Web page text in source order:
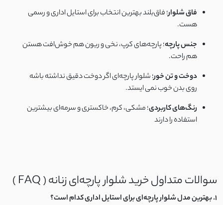
کتان ظریف تابستانی
کرپ تابستانی پفکی
ساتن کرپ مات
نخ کجراه
لینن اسلپ
فاق شلوار؛ فاق‌بلند بهترین انتخاب برای استایل اداری و رسمی
هست.
جنس پارچه؛ پارچه‌های کرپ، نخی و ریون هم خوش‌افت هستن
هم راحت.
دوخت و تن‌ خور؛ شلوار پارچه‌ای اگر دوخت دقیق نداشته باشه
روی بدن خوب نمی ایستد.
رنگ‌های کاربردی؛ مشکی، کرم، خاکستری و سرمه‌ای بیشترین
استفاده را دارند
سوالات متداول خرید شلوار پارچه‌ای زنانه ( FAQ )
1. بهترین مدل شلوار پارچه‌ای برای استایل اداری کدام است؟